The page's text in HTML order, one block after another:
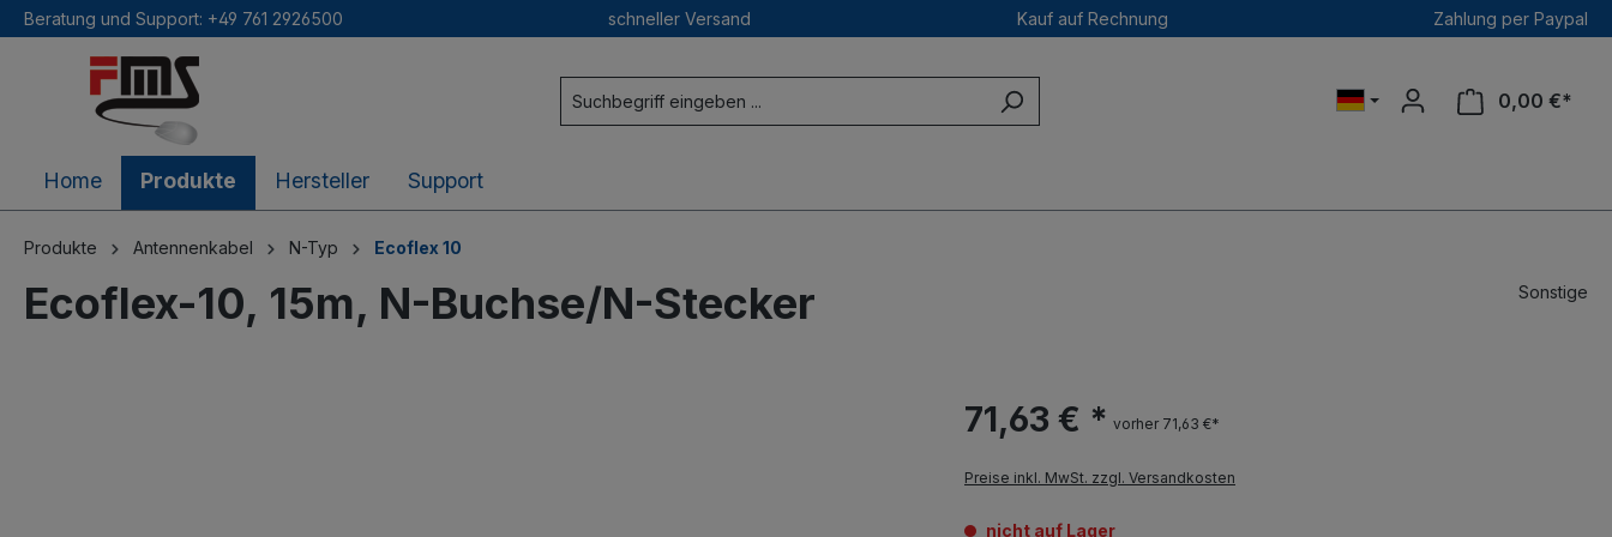
springen
Beratung und Support: +49 761 2926500 schneller Versand Kauf auf Rechnung Zahlung per Paypal
0,00 €*
Home Produkte Hersteller Support
Produkte Antennenkabel N-Typ Ecoflex 10
Ecoflex-10, 15m, N-Buchse/N-Stecker Sonstige
71,63 € * vorher 71,63 €*
Preise inkl. MwSt. zzgl. Versandkosten
nicht auf Lager